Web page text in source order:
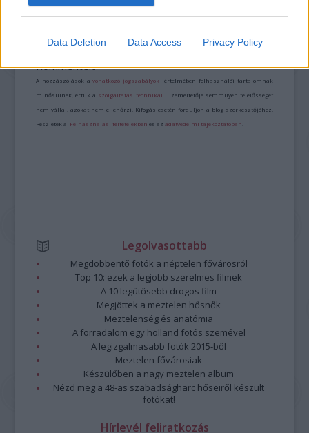
Data Deletion Data Access Privacy Policy
A bejegyzés trackback címe:
https://kulturpart.hu/api/trackback/id/7869074
Kommentek:
A hozzászólások avonatkozó jogszabályok értelmében felhasználói tartalomnak
minősülnek, értük a szolgáltatás technikai üzemeltetője semmilyen felelősséget
nem vállal, azokat nem ellenőrzi. Kifogás esetén forduljon a blog szerkesztőjéhez.
Részletek a Felhasználási feltételekben és azadatvédelmi tájékoztatóban
Legolvasottabb
Megdöbbentő fotók a néptelen fővárosról
Top 10: ezek a legjobb szerelmes filmek
A 10 legütősebb drogos film
Megjöttek a meztelen hősnők
Meztelenség és anatómia
A forradalom egy holland fotós szemével
A legizgalmasabb fotók 2015-ből
Meztelen fővárosiak
Készülőben a nagy meztelen album
Nézd meg a 48-as szabadságharc hőseiről készült
fotókat!
Hírlevél feliratkozás